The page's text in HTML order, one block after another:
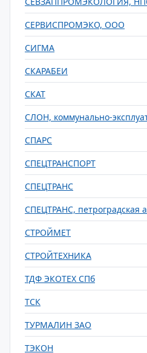
СЕРВИСПРОМЭКО, ООО
СИГМА
СКАРАБЕИ
СКАТ
СЛОН, коммунально-
СПАРС
СПЕЦТРАНСПОРТ
СПЕЦТРАНС
СПЕЦТРАНС, петроградская
СТРОЙМЕТ
СТРОЙТЕХНИКА
ТДФ ЭКОТЕХ СПб
ТСК
ТУРМАЛИН ЗАО
ТЭКОН